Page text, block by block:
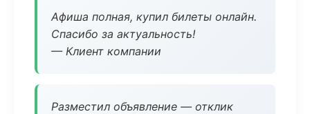
Афиша полная, купил билеты онлайн.
Спасибо за актуальность!
— Клиент компании
Разместил объявление — отклик